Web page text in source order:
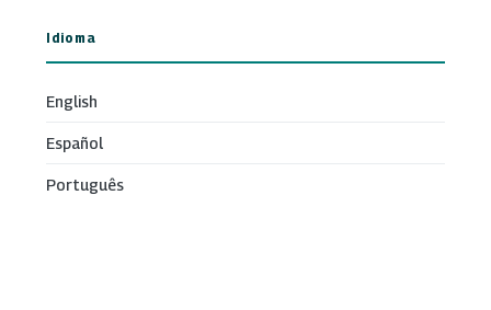
Idioma
English
Español
Português